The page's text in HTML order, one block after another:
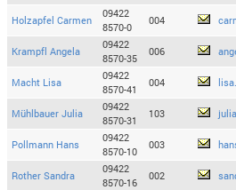
Holzapfel Carmen
09422
8570-0
004
Krampfl Angela
09422
8570-35
006
Macht Lisa
09422
8570-41
004
Mühlbauer Julia
09422
8570-31
103
Pollmann Hans
09422
8570-10
003
Rother Sandra
09422
8570-16
002